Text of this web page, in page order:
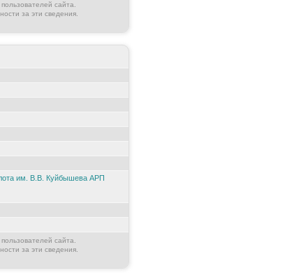
сайта.
за эти сведения.
им. В.В. Куйбышева АРП
сайта.
за эти сведения.